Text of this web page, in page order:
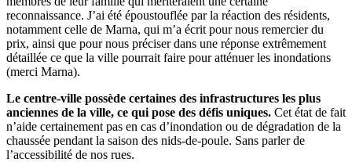
reconnaissance. J’ai été époustouflée par la réaction des résidents,
notamment celle de Marna, qui m’a écrit pour nous remercier du
prix, ainsi que pour nous préciser dans une réponse extrêmement
détaillée ce que la ville pourrait faire pour atténuer les inondations
(merci Marna).
Le centre-ville possède certaines des infrastructures les plus
anciennes de la ville, ce qui pose des défis uniques. Cet état de fait
n’aide certainement pas en cas d’inondation ou de dégradation de la
chaussée pendant la saison des nids-de-poule. Sans parler de
l’accessibilité de nos rues.